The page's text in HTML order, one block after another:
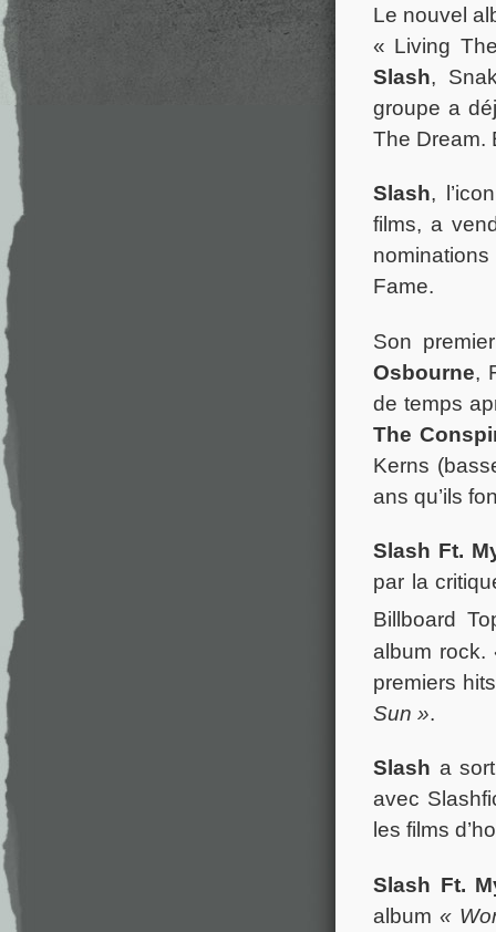
Le nouvel
« Living
Slash,
groupe a
The Dream.
Slash,
films, a
Fame.
Son
Osbourne,
de temps
The
Kerns
ans qu’ils
Slash Ft.
par la
Billboard
album rock.
premiers
Sun ».
Slash a
avec
les films
Slash Ft.
album «